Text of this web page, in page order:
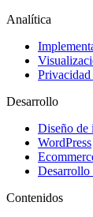
Analítica
Desarrollo
Diseño de
WordPress
Desarrollo
Contenidos